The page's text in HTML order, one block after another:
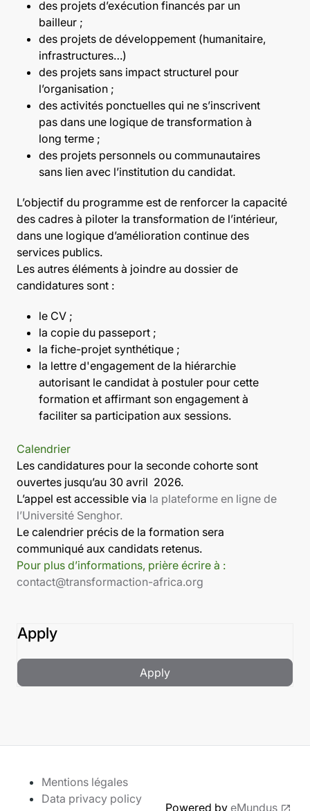
des projets d’exécution financés par un
bailleur ;
des projets de développement (humanitaire,
infrastructures…)
des projets sans impact structurel pour
l’organisation ;
des activités ponctuelles qui ne s’inscrivent
pas dans une logique de transformation à
long terme ;
des projets personnels ou communautaires
sans lien avec l’institution du candidat.
L’objectif du programme est de renforcer la capacité
des cadres à piloter la transformation de l’intérieur,
dans une logique d’amélioration continue des
services publics.
Les autres éléments à joindre au dossier de
candidatures sont :
le CV ;
la copie du passeport ;
la fiche-projet synthétique ;
la lettre d'engagement de la hiérarchie
autorisant le candidat à postuler pour cette
formation et affirmant son engagement à
faciliter sa participation aux sessions.
Calendrier
Les candidatures pour la seconde cohorte sont
ouvertes jusqu’au 30 avril 2026.
L’appel est accessible via la plateforme en ligne de
l’Université Senghor.
Le calendrier précis de la formation sera
communiqué aux candidats retenus.
Pour plus d’informations, prière écrire à :
contact@transformaction-africa.org
Apply
Apply
Mentions légales
Data privacy policy
Powered by eMundus